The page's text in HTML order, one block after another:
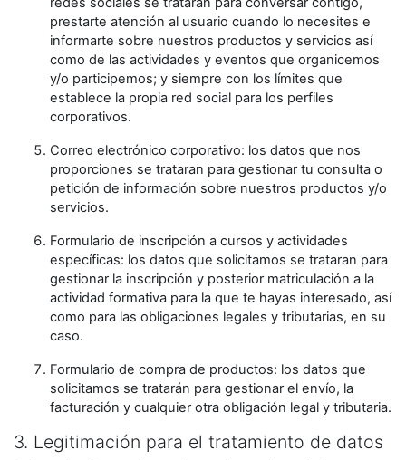
prestarte atención al usuario cuando lo necesites e
informarte sobre nuestros productos y servicios así
como de las actividades y eventos que organicemos
y/o participemos; y siempre con los límites que
establece la propia red social para los perfiles
corporativos.
Correo electrónico corporativo: los datos que nos
proporciones se trataran para gestionar tu consulta o
petición de información sobre nuestros productos y/o
servicios.
Formulario de inscripción a cursos y actividades
específicas: los datos que solicitamos se trataran para
gestionar la inscripción y posterior matriculación a la
actividad formativa para la que te hayas interesado, así
como para las obligaciones legales y tributarias, en su
caso.
Formulario de compra de productos: los datos que
solicitamos se tratarán para gestionar el envío, la
facturación y cualquier otra obligación legal y tributaria.
3. Legitimación para el tratamiento de datos